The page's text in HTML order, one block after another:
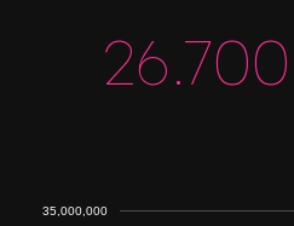
35,000,000